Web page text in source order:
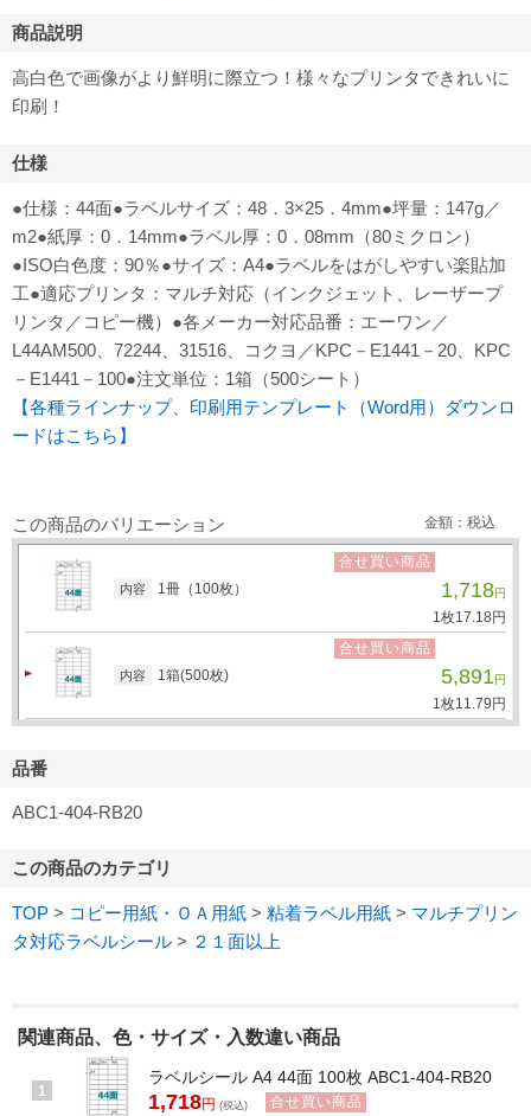
商品説明
高白色で画像がより鮮明に際立つ！様々なプリンタできれいに
印刷！
仕様
●仕様：44面●ラベルサイズ：48．3×25．4mm●坪量：147g／
m2●紙厚：0．14mm●ラベル厚：0．08mm（80ミクロン）
●ISO白色度：90％●サイズ：A4●ラベルをはがしやすい楽貼加
工●適応プリンタ：マルチ対応（インクジェット、レーザープ
リンタ／コピー機）●各メーカー対応品番：エーワン／
L44AM500、72244、31516、コクヨ／KPC－E1441－20、KPC
－E1441－100●注文単位：1箱（500シート）
【各種ラインナップ、印刷用テンプレート（Word用）ダウンロ
ードはこちら】
この商品のバリエーション 金額：税込
内容 1冊（100枚）
合せ買い商品
1,718円
1枚17.18 円
内容 1箱(500枚)
合せ買い商品
5,891円
1枚11.79 円
品番
ABC1-404-RB20
この商品のカテゴリ
TOP > コピー用紙・ＯＡ用紙 > 粘着ラベル用紙 > マルチプリン
タ対応ラベルシール > ２１面以上
関連商品、色・サイズ・入数違い商品
1
ラベルシール A4 44面 100枚 ABC1-404-RB20
1,718円 (税込) 合せ買い商品